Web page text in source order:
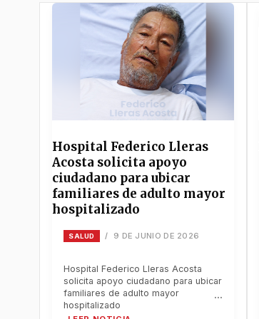
Hospital Federico Lleras
Acosta solicita apoyo
ciudadano para ubicar
familiares de adulto mayor
hospitalizado
SALUD / 9 DE JUNIO DE 2026
Hospital Federico Lleras Acosta
solicita apoyo ciudadano para ubicar
familiares de adulto mayor
hospitalizado